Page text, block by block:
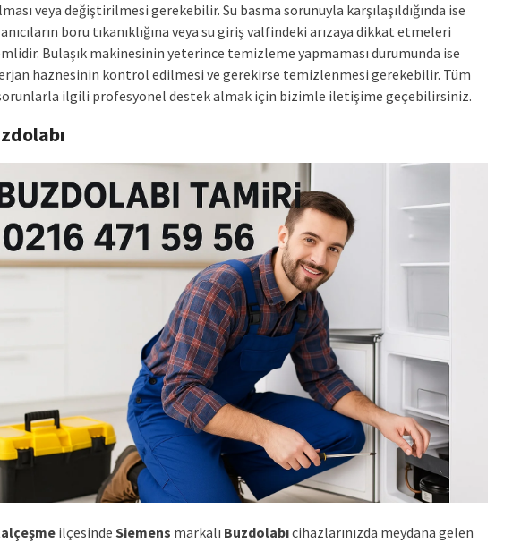
veya değiştirilmesi gerekebilir. Su basma sorunuyla karşılaşıldığında ise
boru tıkanıklığına veya su giriş valfindeki arızaya dikkat etmeleri
Bulaşık makinesinin yeterince temizleme yapmaması durumunda ise
haznesinin kontrol edilmesi ve gerekirse temizlenmesi gerekebilir. Tüm
ilgili profesyonel destek almak için bizimle iletişime geçebilirsiniz.
ilçesinde Siemens markalı Buzdolabıcihazlarınızda meydana gelen